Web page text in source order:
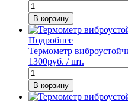
В корзину
Подробнее
Термометр
1300руб. / шт.
В корзину